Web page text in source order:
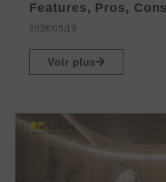
Features, Pros,
2026/05/19
Voir plus